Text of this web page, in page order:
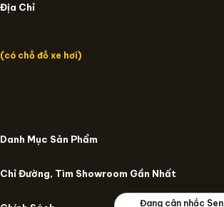
Địa Chỉ
(có chỗ đỗ xe hơi)
Danh Mục Sản Phẩm
Chỉ Đường, Tìm Showroom Gần Nhất
Đang cân nhắc Sen